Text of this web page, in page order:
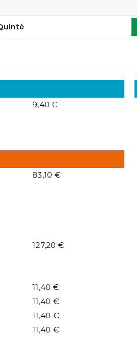
9,40 €
83,10 €
127,20 €
11,40 €
11,40 €
11,40 €
11,40 €